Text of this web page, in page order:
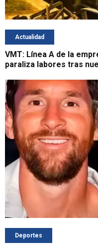
Actualidad
VMT: Línea A de la
paraliza labores tras
Deportes